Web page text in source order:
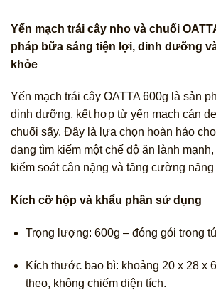
Yến mạch trái cây nho và chuối
pháp bữa sáng tiện lợi, dinh dưỡng
khỏe
Yến mạch trái cây OATTA 600g là sản
dinh dưỡng, kết hợp từ yến mạch cán
chuối sấy. Đây là lựa chọn hoàn hảo
đang tìm kiếm một chế độ ăn lành
kiểm soát cân nặng và tăng cường
Kích cỡ hộp và khẩu phần sử dụng
Trọng lượng: 600g – đóng gói trong
Kích thước bao bì: khoảng 20 x 28 x
theo, không chiếm diện tích.